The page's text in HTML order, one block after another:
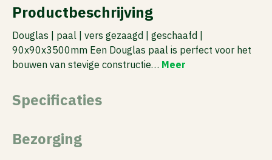
Productbeschrijving
Douglas | paal | vers gezaagd | geschaafd |
90x90x3500mm Een Douglas paal is perfect voor het
bouwen van stevige constructie… Meer
Specificaties
Bezorging